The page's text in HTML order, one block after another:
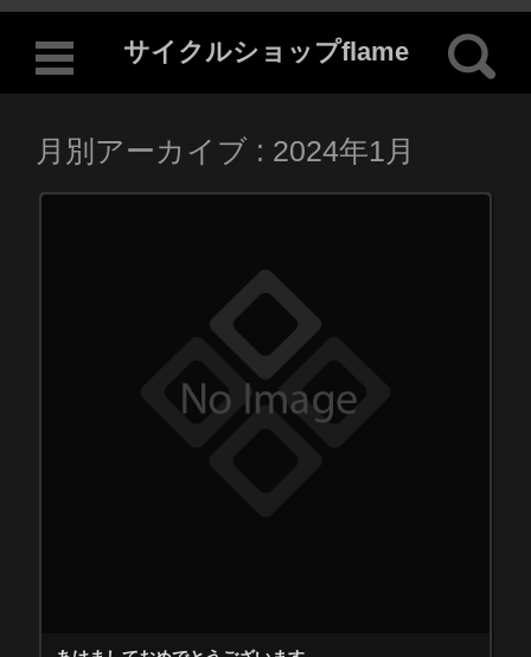
サイクルショップflame
検索:
コンテンツに移動
月別アーカイブ : 2024年1月